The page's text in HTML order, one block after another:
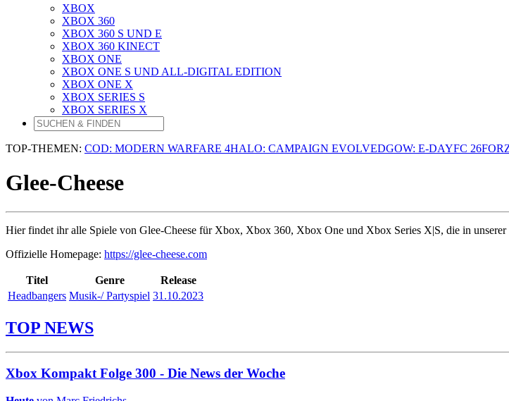
XBOX
XBOX 360
XBOX 360 S UND E
XBOX 360 KINECT
XBOX ONE
XBOX ONE S UND ALL-DIGITAL EDITION
XBOX ONE X
XBOX SERIES S
XBOX SERIES X
TOP-THEMEN: COD: MODERN WARFARE 4HALO: CAMPAIGN EVOLVEDGOW: E-DAYFC 26
Glee-Cheese
Hier findet ihr alle Spiele von Glee-Cheese für Xbox, Xbox 360, Xbox One und Xbox Series X|S, die in
Offizielle Homepage: https://glee-cheese.com
Titel Genre
Release
Headbangers Musik-/ Partyspiel 31.10.2023
TOP NEWS
Xbox Kompakt Folge 300 - Die News der Woche